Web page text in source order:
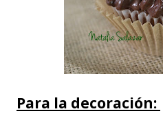
Para la decoración: